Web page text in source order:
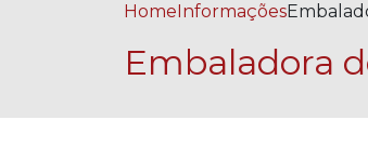
HomeInformações
Embaladora